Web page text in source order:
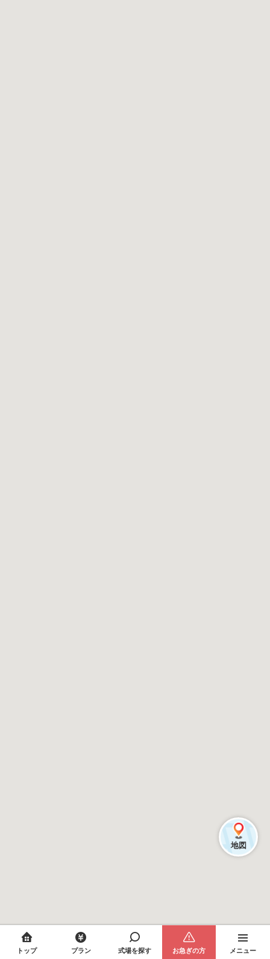
地図
トップ プラン 式場を探す お急ぎの方 メニュー